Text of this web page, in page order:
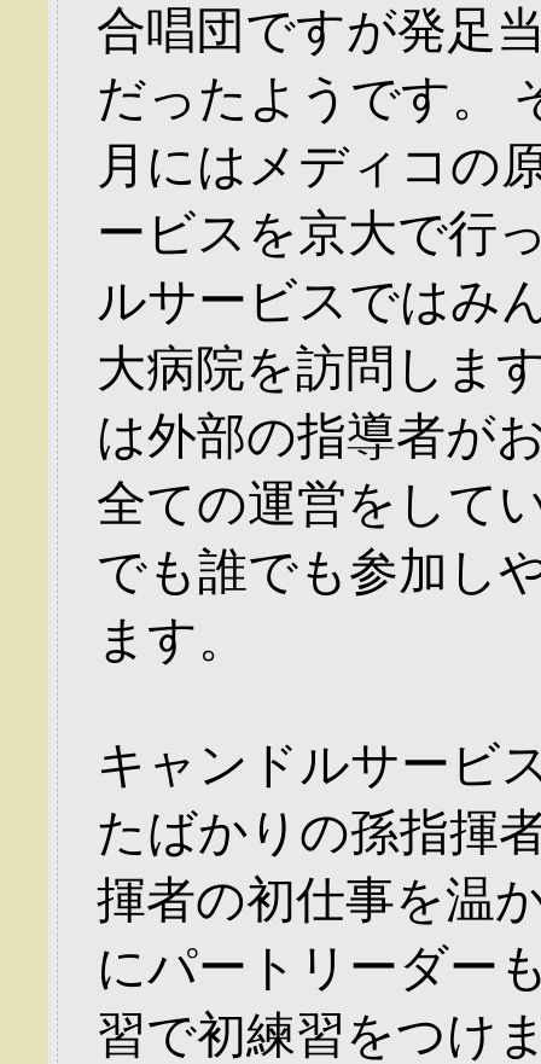
合唱団ですが発足
だったようです。
月にはメディコの
ービスを京大で行
ルサービスではみ
大病院を訪問しま
は外部の指導者が
全ての運営をして
でも誰でも参加し
ます。
キャンドルサービ
たばかりの孫指揮
揮者の初仕事を温
にパートリーダー
習で初練習をつけ